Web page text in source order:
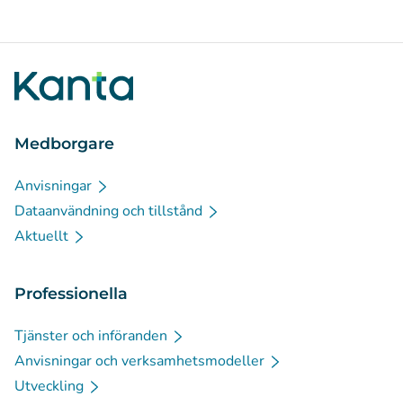
Medborgare
Anvisningar
Dataanvändning och tillstånd
Aktuellt
Professionella
Tjänster och införanden
Anvisningar och verksamhetsmodeller
Utveckling